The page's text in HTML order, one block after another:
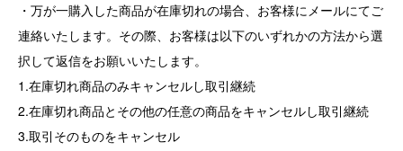
・万が一購入した商品が在庫切れの場合、お客様にメールにてご
連絡いたします。その際、お客様は以下のいずれかの方法から選
択して返信をお願いいたします。
1.在庫切れ商品のみキャンセルし取引継続
2.在庫切れ商品とその他の任意の商品をキャンセルし取引継続
3.取引そのものをキャンセル